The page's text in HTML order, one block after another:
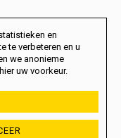
en
te verbeteren en u
we anonieme
uw voorkeur.